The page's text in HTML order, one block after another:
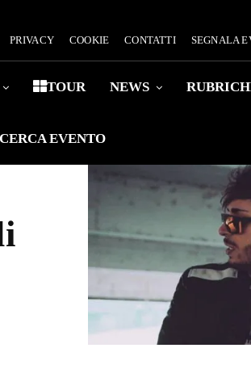
PRIVACY COOKIE CONTATTI SEGNALA
TOUR NEWS
CERCA EVENTO